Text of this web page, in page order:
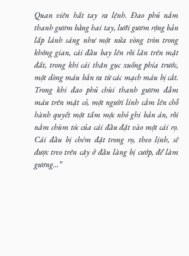
Quan viên hất tay ra lệnh. Đao phủ nắm
thanh gươm bằng hai tay, lưỡi gươm rộng bản
lấp lánh sáng như một nửa vòng tròn trong
không gian, cái đầu bay lên rồi lăn trên mặt
đất, trong khi cái thân gục xuống phía trước,
một dòng máu bắn ra từ các mạch máu bị cắt.
Trong khi đao phủ chùi thanh gươm đẫm
máu trên mặt cỏ, một người lính cắm lên chỗ
hành quyết một tấm mộc nhỏ ghi bản án, rồi
nắm chùm tóc của cái đầu đặt vào một cái rọ.
Cái đầu bị chém đặt trong rọ, theo lịnh, sẽ
được treo trên cây ở đầu làng bị cướp, để làm
gương…”